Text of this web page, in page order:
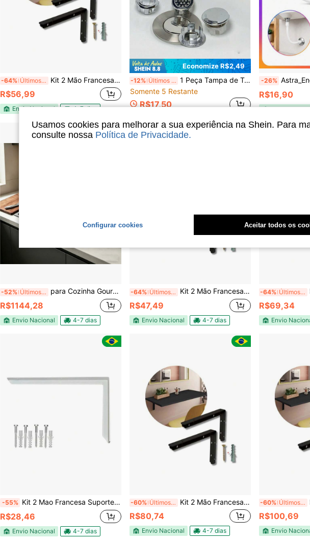
-64% Últimos 3 dias Kit 2 Mão Francesa Suporte Pia Super Reforcado PRETO FOSCO OU BRANCO com Buchas e Parafusos
R$56,99
Envio Nacional 4-7 dias
Economize R$2,49
-12% Últimos 35 mins 1 Peça Tampa de Transbordamento de Pia em ABS para Cozinha e Banheiro, Tampa de Dreno de Banheira, Anel de Transbordamento Redondo para Pia de Lavabo
Somente 5 Restante
R$17,50
-26%
R$16,90
Envio
-52% Últimos 3 dias para Cozinha Gourmet de Inox 304 (68x45 cm) com Torneira Cascata Inteligente e Acessórios
R$1144,28
Envio Nacional 4-7 dias
-64% Últimos 3 dias Kit 2 Mão Francesa Suporte Pia Super Reforcado PRETO FOSCO OU BRANCO com Buchas e Parafusos
R$47,49
Envio Nacional 4-7 dias
-64% Últimos 3 dias
R$69,34
Envio
-55% Kit 2 Mao Francesa Suporte Pia Super Reforcado com Buchas e Parafusos
R$28,46
Envio Nacional 4-7 dias
-60% Últimos 3 dias Kit 2 Mão Francesa Suporte Pia Super Reforcado PRETO FOSCO OU BRANCO com Buchas e Parafusos
R$80,74
Envio Nacional 4-7 dias
-60% Últimos 3 dias
R$100,69
Envio
Usamos cookies para melhorar a sua experiência na Shein. Para
consulte nossa Política de Privacidade.
Configurar cookies Aceitar todos os